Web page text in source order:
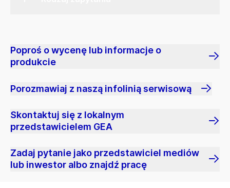
Poproś o wycenę lub informacje o
produkcie
Porozmawiaj z naszą infolinią serwisową
Skontaktuj się z lokalnym
przedstawicielem GEA
Zadaj pytanie jako przedstawiciel mediów
lub inwestor albo znajdź pracę